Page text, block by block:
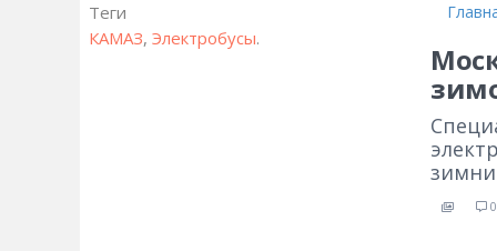
Теги
КАМАЗ, Электробусы.
0